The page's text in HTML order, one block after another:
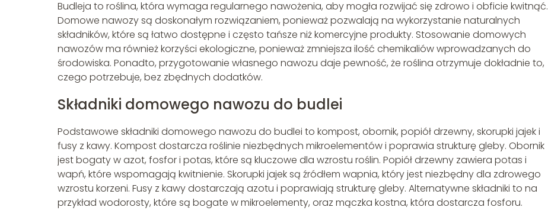
Budleja to roślina, która wymaga regularnego nawożenia, aby mogła rozwijać się zdrowo i obficie kwitnąć.
Domowe nawozy są doskonałym rozwiązaniem, ponieważ pozwalają na wykorzystanie naturalnych
składników, które są łatwo dostępne i często tańsze niż komercyjne produkty. Stosowanie domowych
nawozów ma również korzyści ekologiczne, ponieważ zmniejsza ilość chemikaliów wprowadzanych do
środowiska. Ponadto, przygotowanie własnego nawozu daje pewność, że roślina otrzymuje dokładnie to,
czego potrzebuje, bez zbędnych dodatków.
Składniki domowego nawozu do budlei
Podstawowe składniki domowego nawozu do budlei to kompost, obornik, popiół drzewny, skorupki jajek i
fusy z kawy. Kompost dostarcza roślinie niezbędnych mikroelementów i poprawia strukturę gleby. Obornik
jest bogaty w azot, fosfor i potas, które są kluczowe dla wzrostu roślin. Popiół drzewny zawiera potas i
wapń, które wspomagają kwitnienie. Skorupki jajek są źródłem wapnia, który jest niezbędny dla zdrowego
wzrostu korzeni. Fusy z kawy dostarczają azotu i poprawiają strukturę gleby. Alternatywne składniki to na
przykład wodorosty, które są bogate w mikroelementy, oraz mączka kostna, która dostarcza fosforu.